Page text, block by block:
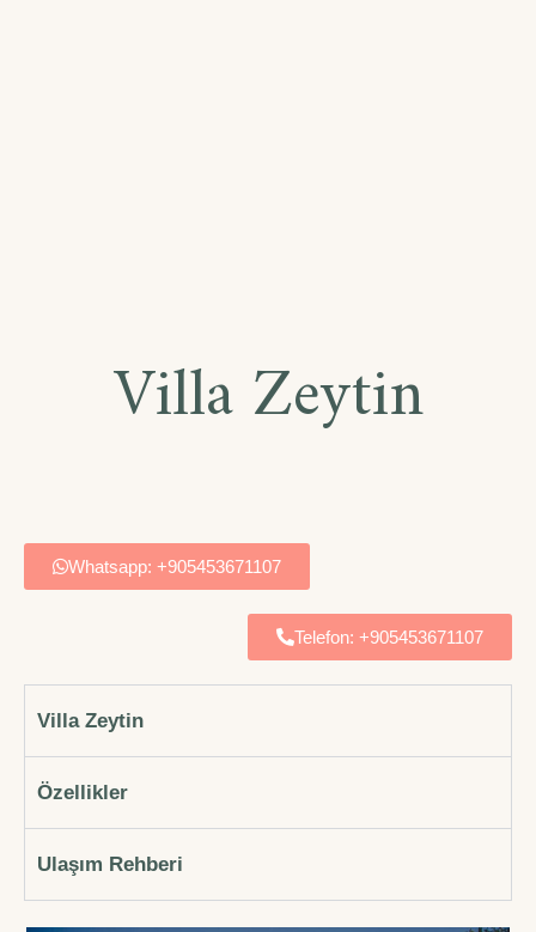
Villa Zeytin
Whatsapp: +905453671107
Telefon: +905453671107
Villa Zeytin
Özellikler
Ulaşım Rehberi